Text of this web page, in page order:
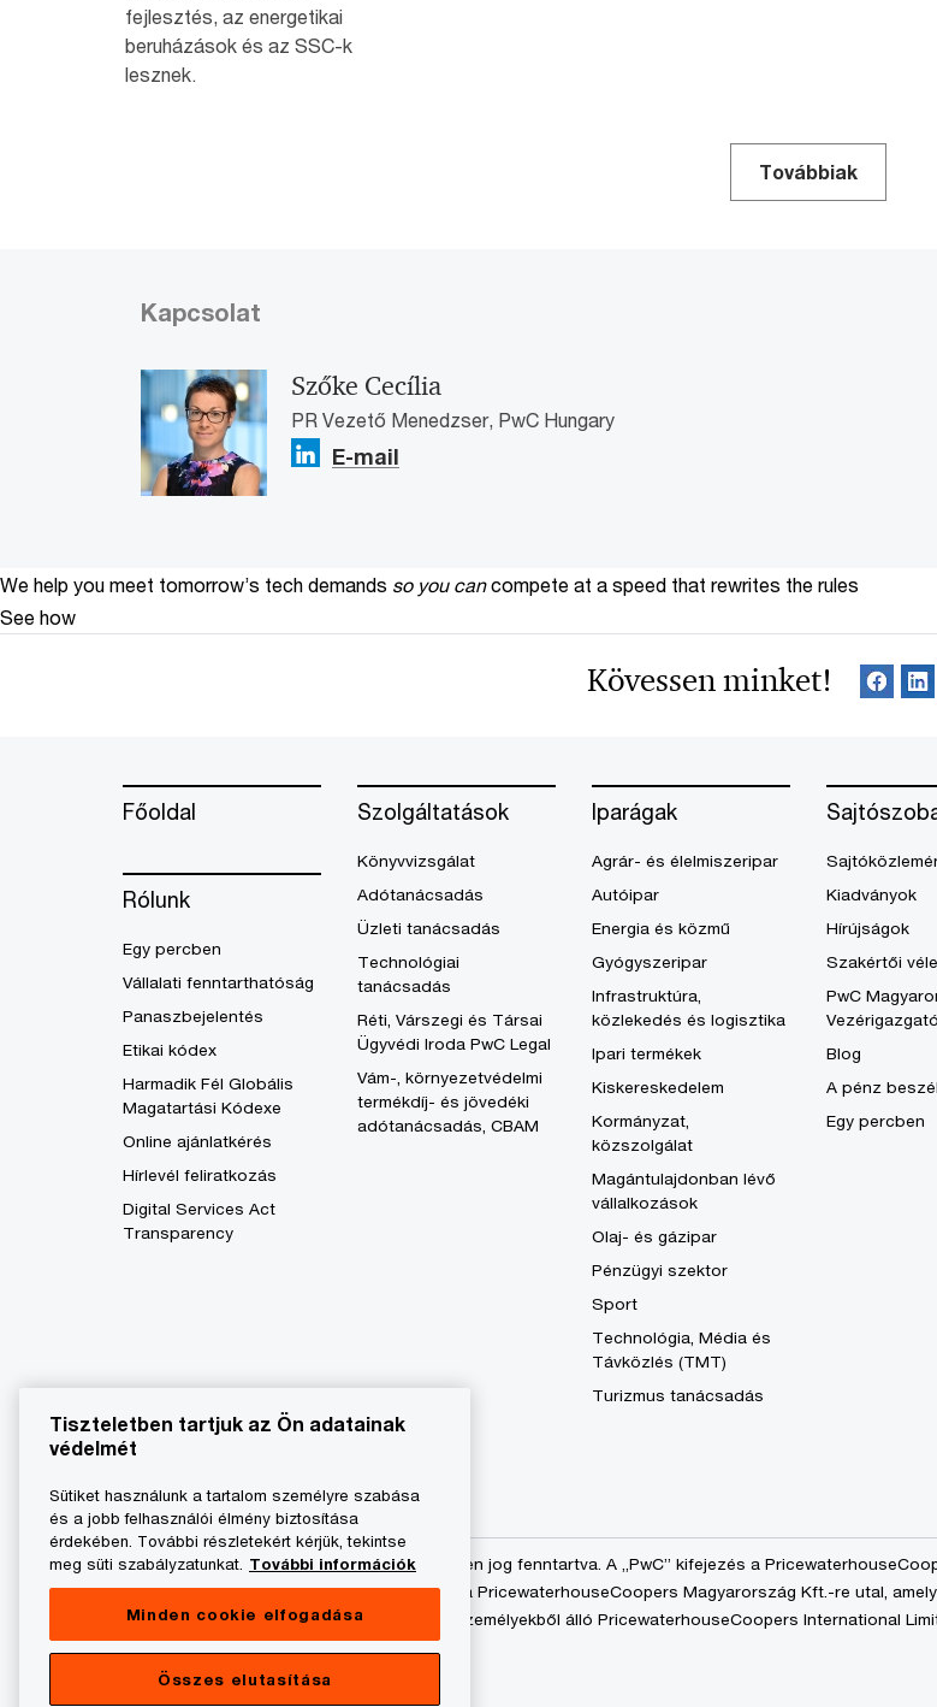
fejlesztés, az energetikai
beruházások és az SSC-k
lesznek.
Továbbiak
Kapcsolat
Szőke Cecília
PR Vezető Menedzser, PwC Hungary
E-mail
We help you meet tomorrow’s tech demands so you can compete at a speed that rewrites the rules
See how
Kövessen minket!
Főoldal
Rólunk
Egy percben
Vállalati fenntarthatóság
Panaszbejelentés
Etikai kódex
Harmadik Fél Globális
Magatartási Kódexe
Online ajánlatkérés
Hírlevél feliratkozás
Digital Services Act
Transparency
Szolgáltatások
Könyvvizsgálat
Adótanácsadás
Üzleti tanácsadás
Technológiai
tanácsadás
Réti, Várszegi és Társai
Ügyvédi Iroda PwC Legal
Vám-, környezetvédelmi
termékdíj- és jövedéki
adótanácsadás, CBAM
Iparágak
Agrár- és élelmiszeripar
Autóipar
Energia és közmű
Gyógyszeripar
Infrastruktúra,
közlekedés és logisztika
Ipari termékek
Kiskereskedelem
Kormányzat,
közszolgálat
Magántulajdonban lévő
vállalkozások
Olaj- és gázipar
Pénzügyi szektor
Sport
Technológia, Média és
Távközlés (TMT)
Turizmus tanácsadás
Kiadványok
Hírújságok
Szakértői
PwC
Blog
A pénz
Egy percben
© 2023 - 2026 PwC. Minden jog fenntartva. A „PwC” kifejezés a
Könyvvizsgáló Kft.-re és a PricewaterhouseCoopers Magyarország Kft.-re utal,
önálló és független jogi személyekből álló PricewaterhouseCoopers International
hálózatának tagja.
Tiszteletben tartjuk az Ön adatainak
védelmét
Sütiket használunk a tartalom személyre szabása
és a jobb felhasználói élmény biztosítása
érdekében. További részletekért kérjük, tekintse
meg süti szabályzatunkat. További információk
Minden cookie elfogadása
Összes elutasítása